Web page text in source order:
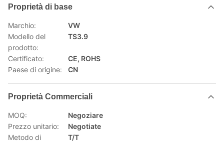
Proprietà di base
Marchio:
VW
Modello del
prodotto:
TS3.9
Certificato:
CE, ROHS
Paese di origine:
CN
Proprietà Commerciali
MOQ:
Negoziare
Prezzo unitario:
Negotiate
Metodo di
T/T